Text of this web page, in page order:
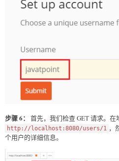
步骤 6： 首先，我们检查 GET 请求。在
http://localhost:8080/users/1 ，
个用户的详细信息。